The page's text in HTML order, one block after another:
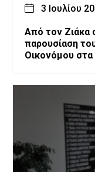
3 Ιουλίου
Από τον Ζιάκα
παρουσίαση
Οικονόμου